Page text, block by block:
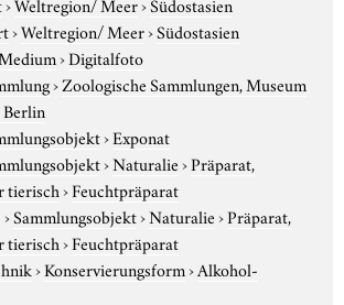
›Weltregion/ Meer›Südostasien
›Digitalfoto
›Zoologische Sammlungen, Museum
›Exponat
›Naturalie›Präparat,
tierisch›Feuchtpräparat
›Sammlungsobjekt›Naturalie›Präparat,
tierisch›Feuchtpräparat
›Konservierungsform›Alkohol-